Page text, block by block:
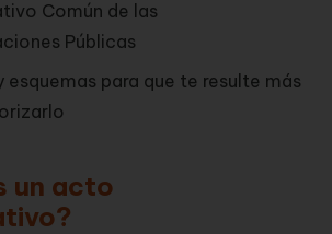
Común de las
Públicas
esquemas para que te resulte más
un acto